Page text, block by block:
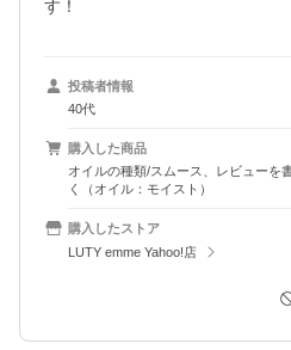
す！
投稿者情報
40代
購入した商品
オイルの種類/スムース、レビューを
く（オイル：モイスト）
購入したストア
LUTY emme Yahoo!店